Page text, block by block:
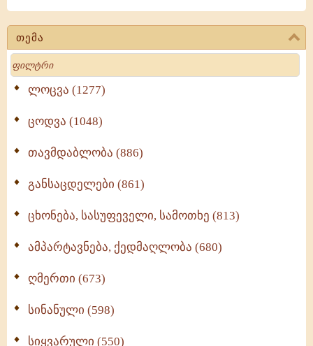
თემა
Search
ლოცვა (1277)
ცოდვა (1048)
თავმდაბლობა (886)
განსაცდელები (861)
ცხონება, სასუფეველი, სამოთხე (813)
ამპარტავნება, ქედმაღლობა (680)
ღმერთი (673)
სინანული (598)
სიყვარული (550)